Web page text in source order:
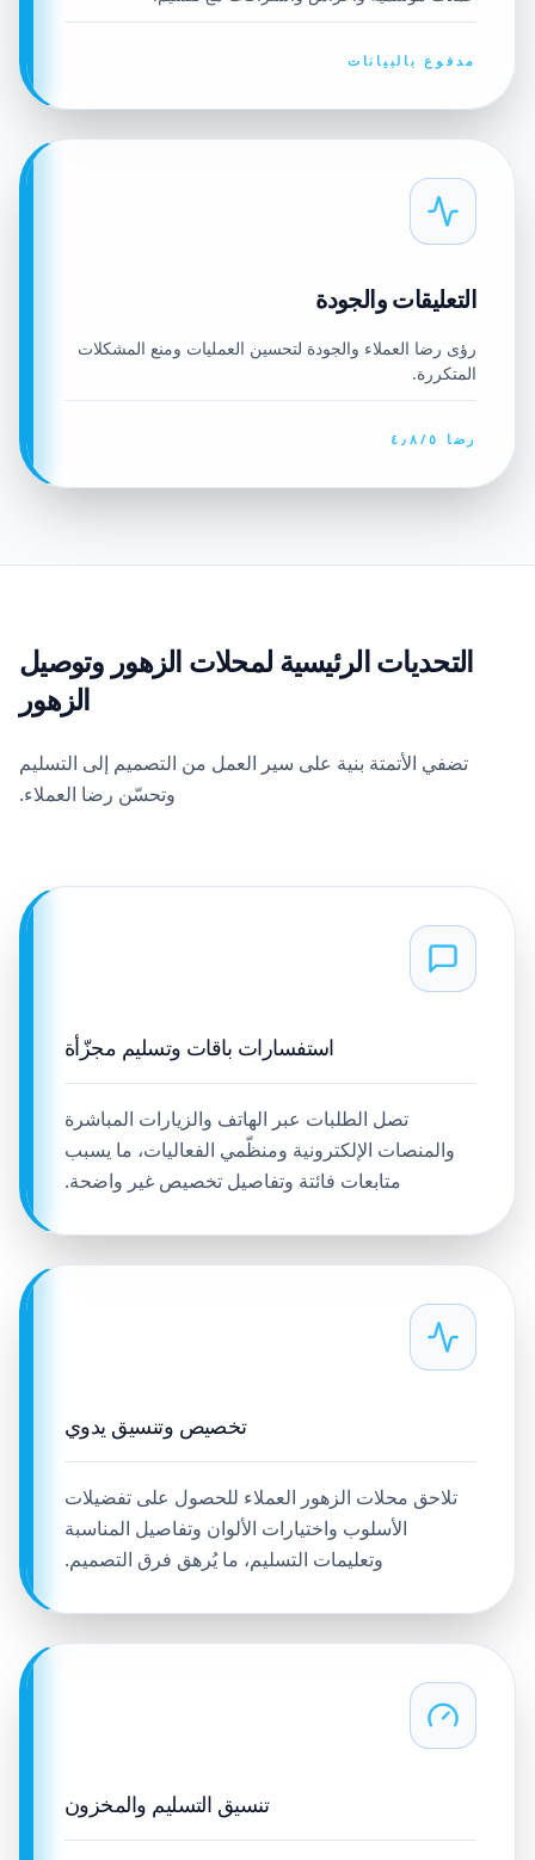
مدفوع بالبيانات
التعليقات والجودة
رؤى رضا العملاء والجودة لتحسين العمليات ومنع المشكلات
المتكررة.
رضا ٤٫٨/٥
التحديات الرئيسية لمحلات الزهور وتوصيل
الزهور
تضفي الأتمتة بنية على سير العمل من التصميم إلى التسليم
وتحسّن رضا العملاء.
استفسارات باقات وتسليم مجزّأة
تصل الطلبات عبر الهاتف والزيارات المباشرة
والمنصات الإلكترونية ومنظّمي الفعاليات، ما يسبب
متابعات فائتة وتفاصيل تخصيص غير واضحة.
تخصيص وتنسيق يدوي
تلاحق محلات الزهور العملاء للحصول على تفضيلات
الأسلوب واختيارات الألوان وتفاصيل المناسبة
وتعليمات التسليم، ما يُرهق فرق التصميم.
تنسيق التسليم والمخزون